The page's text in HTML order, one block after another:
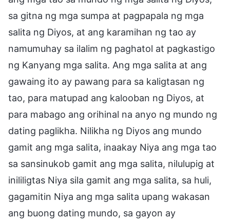
sa gitna ng mga sumpa at pagpapala ng mga
salita ng Diyos, at ang karamihan ng tao ay
namumuhay sa ilalim ng paghatol at pagkastigo
ng Kanyang mga salita. Ang mga salita at ang
gawaing ito ay pawang para sa kaligtasan ng
tao, para matupad ang kalooban ng Diyos, at
para mabago ang orihinal na anyo ng mundo ng
dating paglikha. Nilikha ng Diyos ang mundo
gamit ang mga salita, inaakay Niya ang mga tao
sa sansinukob gamit ang mga salita, nilulupig at
inililigtas Niya sila gamit ang mga salita, sa huli,
gagamitin Niya ang mga salita upang wakasan
ang buong dating mundo, sa gayon ay